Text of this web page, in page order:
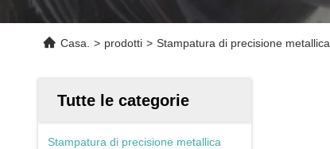
Casa. > prodotti > Stampatura di precisione metallica
Tutte le categorie
Stampatura di precisione metallica